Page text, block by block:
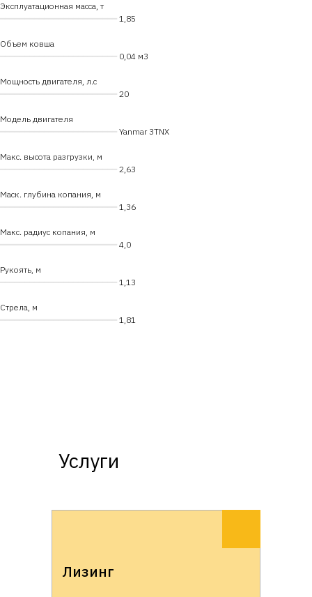
Эксплуатационная масса, т
━━━━━━━━━━━━━━━━━━━━━━━━ 1,85
Объем ковша
━━━━━━━━━━━━━━━━━━━━━━━━ 0,04 м3
Мощность двигателя, л.с
━━━━━━━━━━━━━━━━━━━━━━━━ 20
Модель двигателя
━━━━━━━━━━━━━━━━━━━━━━━━ Yanmar 3TNX
Макс. высота разгрузки, м
━━━━━━━━━━━━━━━━━━━━━━━━ 2,63
Маск. глубина копания, м
━━━━━━━━━━━━━━━━━━━━━━━━ 1,36
Макс. радиус копания, м
━━━━━━━━━━━━━━━━━━━━━━━━ 4,0
Рукоять, м
━━━━━━━━━━━━━━━━━━━━━━━━ 1,13
Стрела, м
━━━━━━━━━━━━━━━━━━━━━━━━ 1,81
Услуги
Лизинг